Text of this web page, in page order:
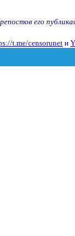
его
t.me/censorunetи